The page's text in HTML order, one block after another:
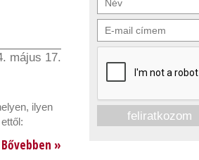
május 17.
ilyen
Bővebben »